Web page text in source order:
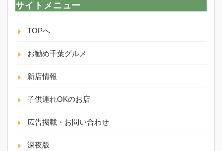
サイトメニュー
TOPへ
お勧め千葉グルメ
新店情報
子供連れOKのお店
広告掲載・お問い合わせ
深夜版